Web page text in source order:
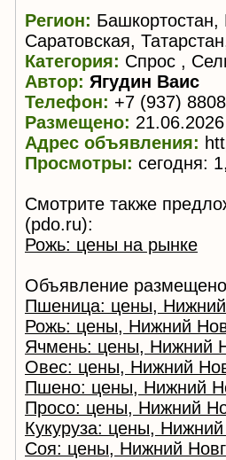
Регион:
Саратовская,
Категория: Спрос ,
Автор: Ягудин Ваис
Телефон: +7 (937)
Размещено:
Адрес объявления:
Просмотры: сегодня:
Смотрите также
(pdo.ru):
Рожь: цены на рынке
Объявление
Пшеница: цены,
Рожь: цены, Нижний
Ячмень: цены, Нижний
Овес: цены, Нижний
Пшено: цены, Нижний
Просо: цены, Нижний
Кукуруза: цены,
Соя: цены, Нижний